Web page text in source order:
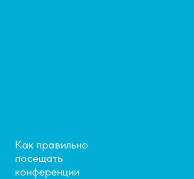
Как правильно
посещать
конференции